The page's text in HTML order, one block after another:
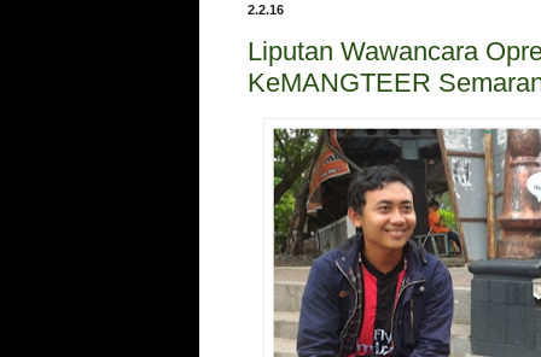
2.2.16
Liputan Wawancara
KeMANGTEER